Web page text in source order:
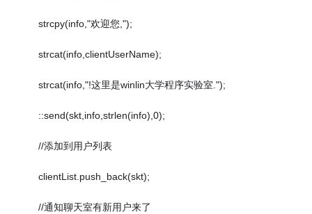
strcpy(info,"欢迎您,");
strcat(info,clientUserName);
strcat(info,"!这里是winlin大学程序实验室.");
::send(skt,info,strlen(info),0);
//添加到用户列表
clientList.push_back(skt);
//通知聊天室有新用户来了